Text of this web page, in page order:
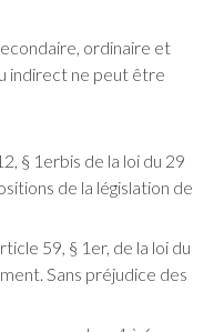
ordinaire et
indirect ne peut être
§ 1erbis de la loi du 29
de la législation de
59, § 1er, de la loi du
Sans préjudice des